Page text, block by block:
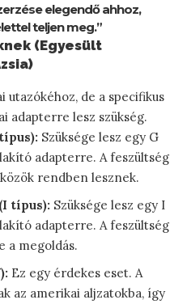
elegendő ahhoz,
teljen meg.”
(Egyesült
utazókéhoz, de a specifikus
adapterre lesz szükség.
Szüksége lesz egy G
adapterre. A feszültség
rendben lesznek.
típus): Szüksége lesz egy I
adapterre. A feszültség
a megoldás.
Ez egy érdekes eset. A
az amerikai aljzatokba, így